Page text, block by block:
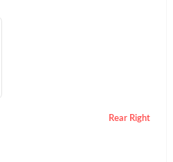
Rear Right